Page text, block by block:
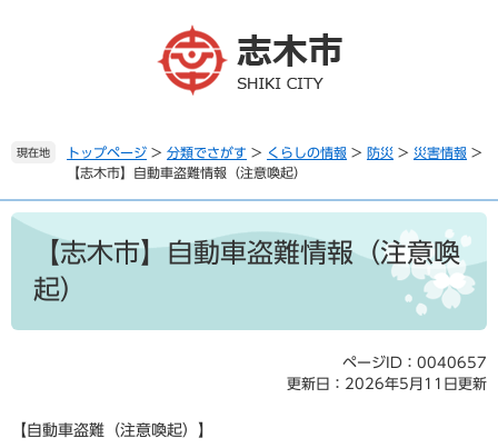
。
て
本
現在地 トップページ > 分類でさがす > くらしの情報 > 防災 > 災害情報 >
【志木市】自動車盗難情報（注意喚起）
本
【志木市】自動車盗難情報（注意喚
起）
ページID：0040657
更新日：2026年5月11日更新
【自動車盗難（注意喚起）】